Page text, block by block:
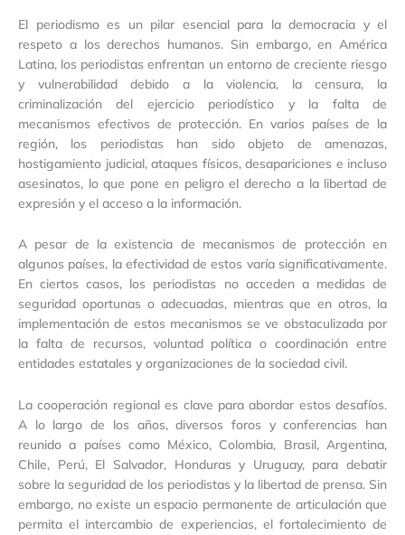
El periodismo es un pilar esencial para la democracia y el
respeto a los derechos humanos. Sin embargo, en América
Latina, los periodistas enfrentan un entorno de creciente riesgo
y vulnerabilidad debido a la violencia, la censura, la
criminalización del ejercicio periodístico y la falta de
mecanismos efectivos de protección. En varios países de la
región, los periodistas han sido objeto de amenazas,
hostigamiento judicial, ataques físicos, desapariciones e incluso
asesinatos, lo que pone en peligro el derecho a la libertad de
expresión y el acceso a la información.
A pesar de la existencia de mecanismos de protección en
algunos países, la efectividad de estos varía significativamente.
En ciertos casos, los periodistas no acceden a medidas de
seguridad oportunas o adecuadas, mientras que en otros, la
implementación de estos mecanismos se ve obstaculizada por
la falta de recursos, voluntad política o coordinación entre
entidades estatales y organizaciones de la sociedad civil.
La cooperación regional es clave para abordar estos desafíos.
A lo largo de los años, diversos foros y conferencias han
reunido a países como México, Colombia, Brasil, Argentina,
Chile, Perú, El Salvador, Honduras y Uruguay, para debatir
sobre la seguridad de los periodistas y la libertad de prensa. Sin
embargo, no existe un espacio permanente de articulación que
permita el intercambio de experiencias, el fortalecimiento de